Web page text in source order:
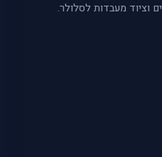
וציוד מעבדות לסלולר.